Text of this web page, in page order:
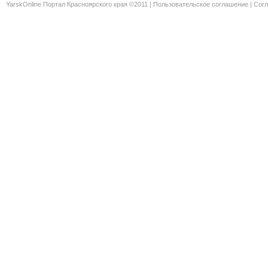
YarskOnline Портал Красноярского края ©2011 | Пользовательское соглашение |